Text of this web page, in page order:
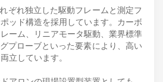
ぞれ独立した駆動フレームと測定フ
ッド構造を採用しています。カーボ
ーム、リニアモータ駆動、業界標準
プローブといった要素により、高い
立しています。